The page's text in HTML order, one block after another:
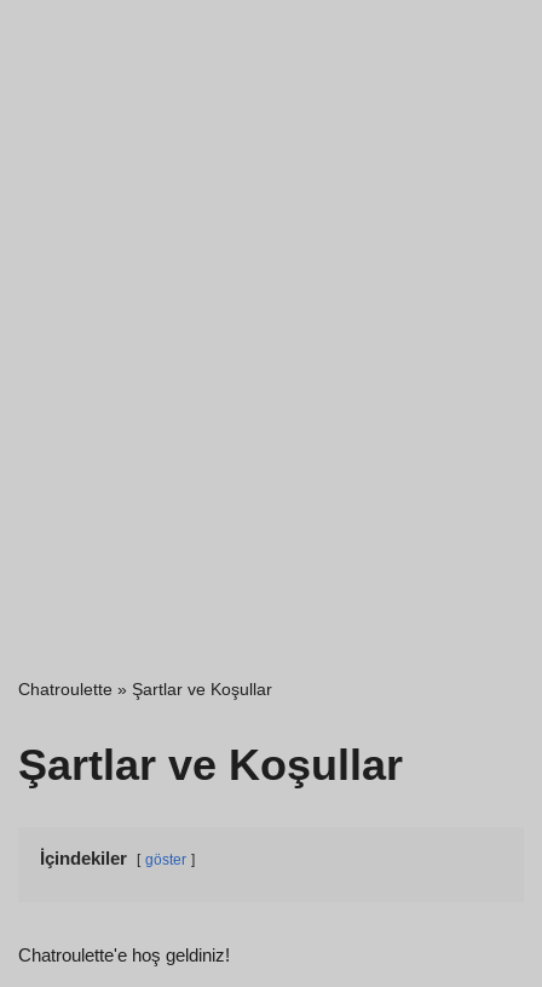
Chatroulette » Şartlar ve Koşullar
Şartlar ve Koşullar
İçindekiler göster
Chatroulette'e hoş geldiniz!